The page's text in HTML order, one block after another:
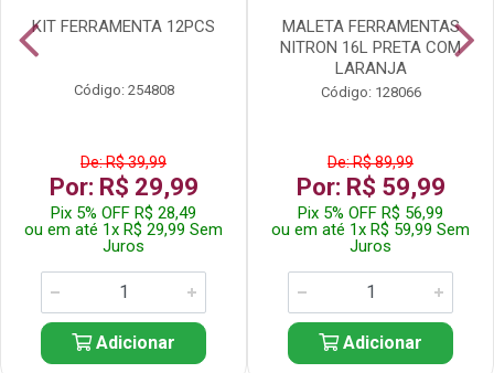
KIT FERRAMENTA 12PCS
Código: 254808
De: R$ 39,99
Por: R$ 29,99
Pix 5% OFF R$ 28,49
ou em até 1x R$ 29,99 Sem
Juros
Adicionar
MALETA FERRAMENTAS
NITRON 16L PRETA COM
LARANJA
Código: 128066
De: R$ 89,99
Por: R$ 59,99
Pix 5% OFF R$ 56,99
ou em até 1x R$ 59,99 Sem
Juros
Adicionar